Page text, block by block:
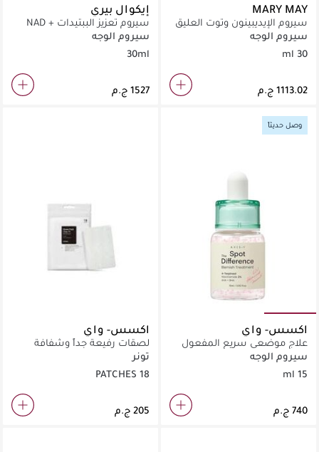
MARY MAY
سيروم الإيديبينون وتوت العليق
المضاد للأكسدة من ماري آند
مي 30 مل
سيروم الوجه
30 ml
إيكوال بيري
سيروم تعزيز الببتيدات + NAD
(30مل)
سيروم الوجه
30ml
وصل حديثاً
اكسس- واي
علاج موضعي سريع المفعول
للتخلص من الحبوب والآثار
الناتجة عنها.
سيروم الوجه
15 ml
اكسس- واي
لصقات رفيعة جداً وشفافة
لعلاج الحبوب وحمايتها من
التلوث.
تونر
18 PATCHES